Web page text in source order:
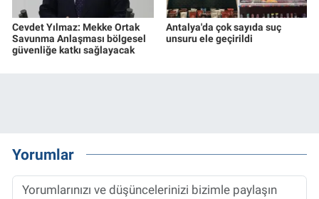
Cevdet Yılmaz: Mekke Ortak
Savunma Anlaşması bölgesel
güvenliğe katkı sağlayacak
Antalya'da çok sayıda suç
unsuru ele geçirildi
Yorumlar